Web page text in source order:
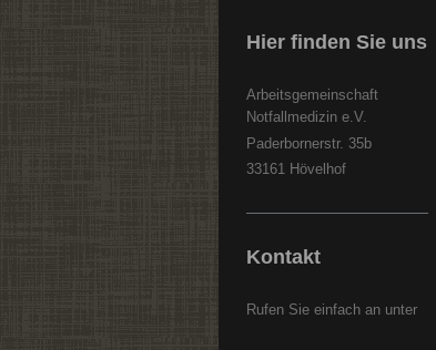
Hier finden Sie uns
Arbeitsgemeinschaft
Notfallmedizin e.V.
Paderbornerstr. 35b
33161
Hövelhof
Kontakt
Rufen Sie einfach an unter